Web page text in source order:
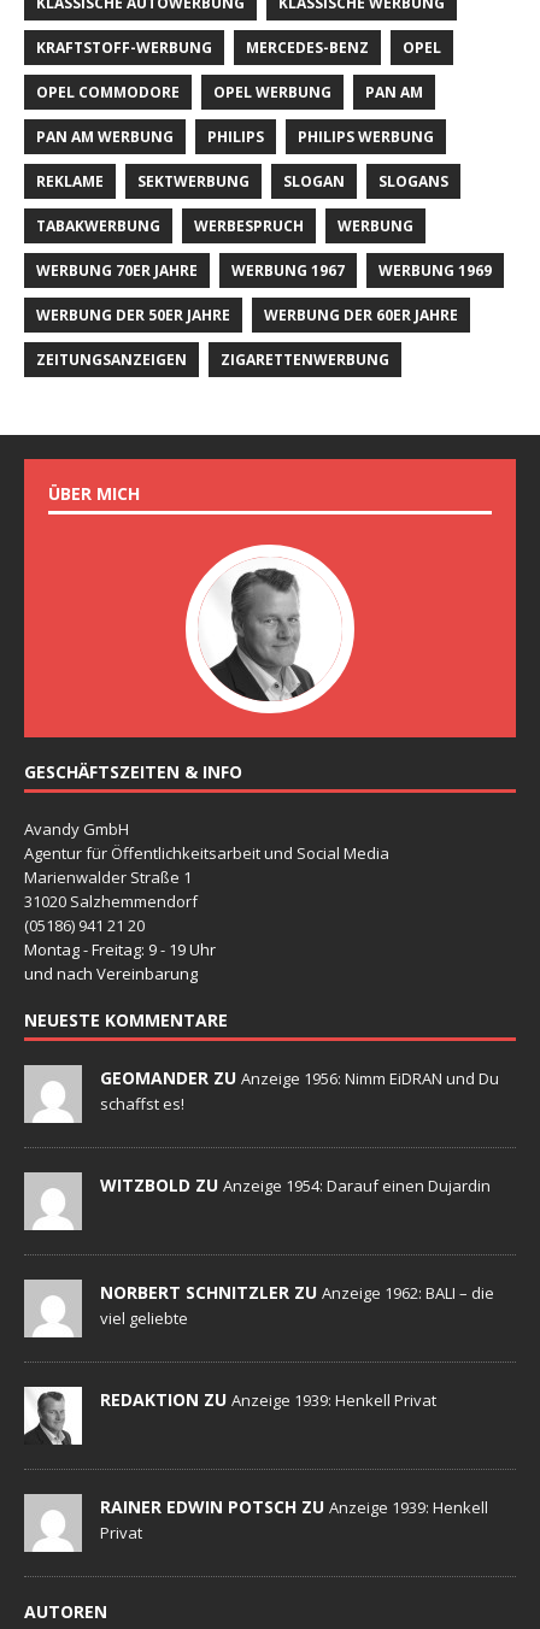
KRAFTSTOFF-WERBUNG MERCEDES-BENZ OPEL
OPEL COMMODORE OPEL WERBUNG PAN AM
PAN AM WERBUNG PHILIPS PHILIPS WERBUNG
REKLAME SEKTWERBUNG SLOGAN SLOGANS
TABAKWERBUNG WERBESPRUCH WERBUNG
WERBUNG 70ER JAHRE WERBUNG 1967 WERBUNG 1969
WERBUNG DER 50ER JAHRE WERBUNG DER 60ER JAHRE
ZEITUNGSANZEIGEN ZIGARETTENWERBUNG
ÜBER MICH
GESCHÄFTSZEITEN & INFO
Avandy GmbH
Agentur für Öffentlichkeitsarbeit und Social Media
Marienwalder Straße 1
31020 Salzhemmendorf
(05186) 941 21 20
Montag - Freitag: 9 - 19 Uhr
und nach Vereinbarung
NEUESTE KOMMENTARE
GEOMANDER ZU Anzeige 1956: Nimm EiDRAN und Du
schaffst es!
WITZBOLD ZU Anzeige 1954: Darauf einen Dujardin
NORBERT SCHNITZLER ZU Anzeige 1962: BALI – die
viel geliebte
REDAKTION ZU Anzeige 1939: Henkell Privat
RAINER EDWIN POTSCH ZU Anzeige 1939: Henkell
Privat
AUTOREN